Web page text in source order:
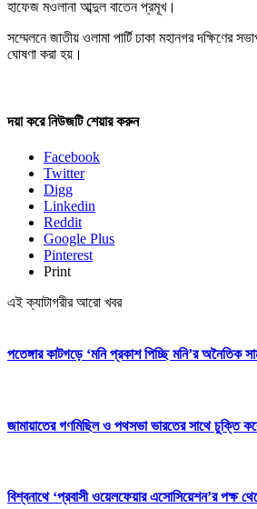
হাফেজ মওলানা আব্দুল বাতেন প্রমূখ।
সম্মেলনে জাতীয় ওলামা পার্টি ঢাকা মহানগর
ঘোষণা করা হয়।
দয়া করে নিউজটি শেয়ার করুন
Facebook
Twitter
Digg
Linkedin
Reddit
Google Plus
Pinterest
Print
এই ক্যাটাগরীর আরো খবর
পতেঙ্গার কাটগড়ে ‘মনি প্রকাশ পিচ্ছি মনি’র অনৈতিক
জামায়াতের গণমিছিল ও পথসভা ভারতের সাথে চুক্তি
বিশ্বনাথে ‘প্রবাসী ওয়েলফেয়ার এসোসিয়েশন’র পক্ষ